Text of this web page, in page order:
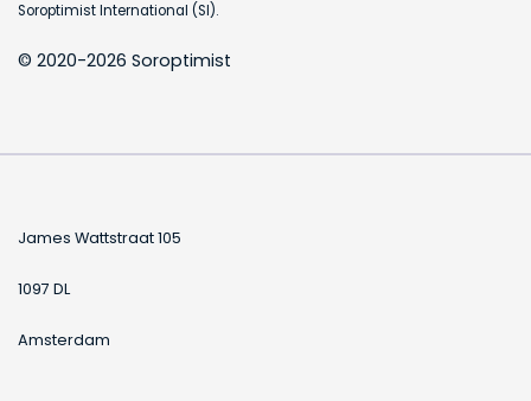
Soroptimist International (SI).
© 2020-2026 Soroptimist
James Wattstraat 105
1097 DL
Amsterdam